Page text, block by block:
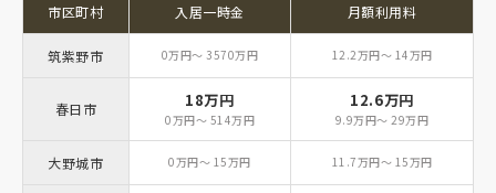
市区町村 入居一時金 月額利用料
筑紫野市 0万円～ 3570万円 12.2万円～ 14万円
春日市 18万円
0万円～ 514万円
12.6万円
9.9万円～ 29万円
大野城市 0万円～ 15万円 11.7万円～ 15万円